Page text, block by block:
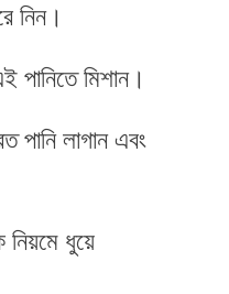
নিন।
পানিতে মিশান।
পানি লাগান এবং
নিয়মে ধুয়ে